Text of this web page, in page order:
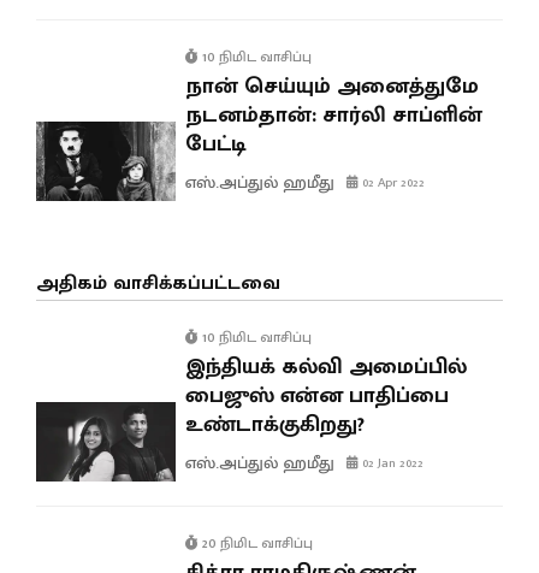
10 நிமிட வாசிப்பு
நான் செய்யும் அனைத்துமே
நடனம்தான்: சார்லி சாப்ளின்
பேட்டி
எஸ்.அப்துல் ஹமீது 02 Apr 2022
அதிகம் வாசிக்கப்பட்டவை
10 நிமிட வாசிப்பு
இந்தியக் கல்வி அமைப்பில்
பைஜுஸ் என்ன பாதிப்பை
உண்டாக்குகிறது?
எஸ்.அப்துல் ஹமீது 02 Jan 2022
20 நிமிட வாசிப்பு